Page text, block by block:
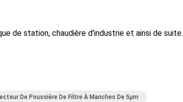
de station, chaudière d'industrie et ainsi de suite.
De Poussière De Filtre À Manches De 5µm